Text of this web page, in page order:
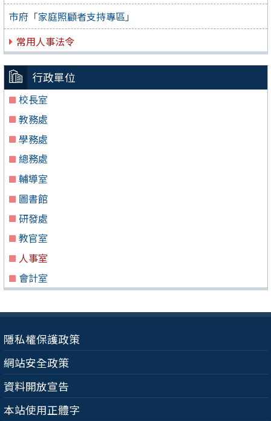
市府「家庭照顧者支持專區」
常用人事法令
行政單位
校長室
教務處
學務處
總務處
輔導室
圖書館
研發處
教官室
人事室
會計室
隱私權保護政策
網站安全政策
資料開放宣告
本站使用正體字